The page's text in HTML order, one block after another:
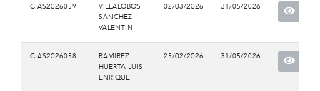
CIAS2026059
VILLALOBOS
SANCHEZ
VALENTIN
02/03/2026 31/05/2026
CIAS2026058
RAMIREZ
HUERTA LUIS
ENRIQUE
25/02/2026 31/05/2026